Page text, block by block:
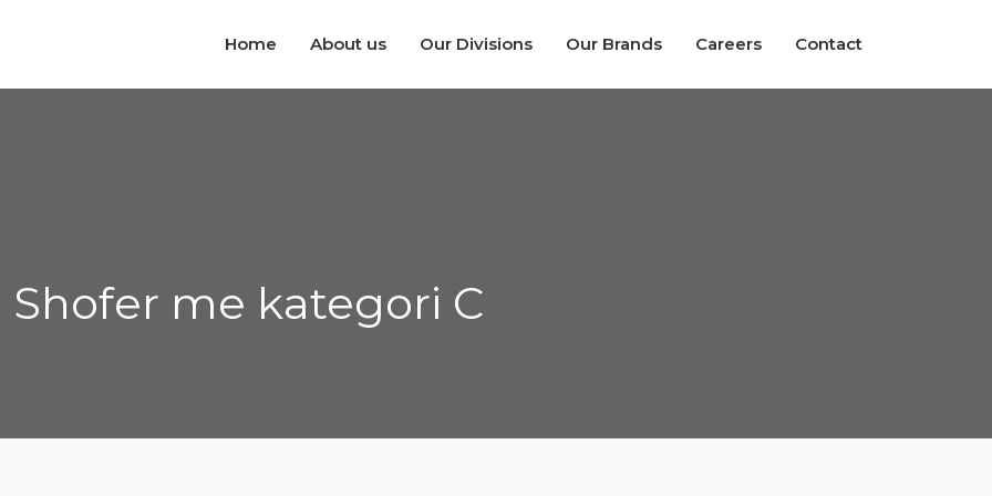
Home About us Our Divisions Our Brands Careers Contact
Shofer me kategori C